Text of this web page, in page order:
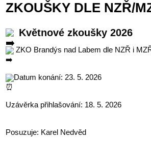
ZKOUŠKY DLE NZŘ/
Květnové zkoušky 2026
ZKO Brandýs nad Labem dle NZŘ i
Datum konání: 23. 5. 2026
Uzávěrka přihlašování: 18. 5. 2026
Posuzuje: Karel Nedvěd